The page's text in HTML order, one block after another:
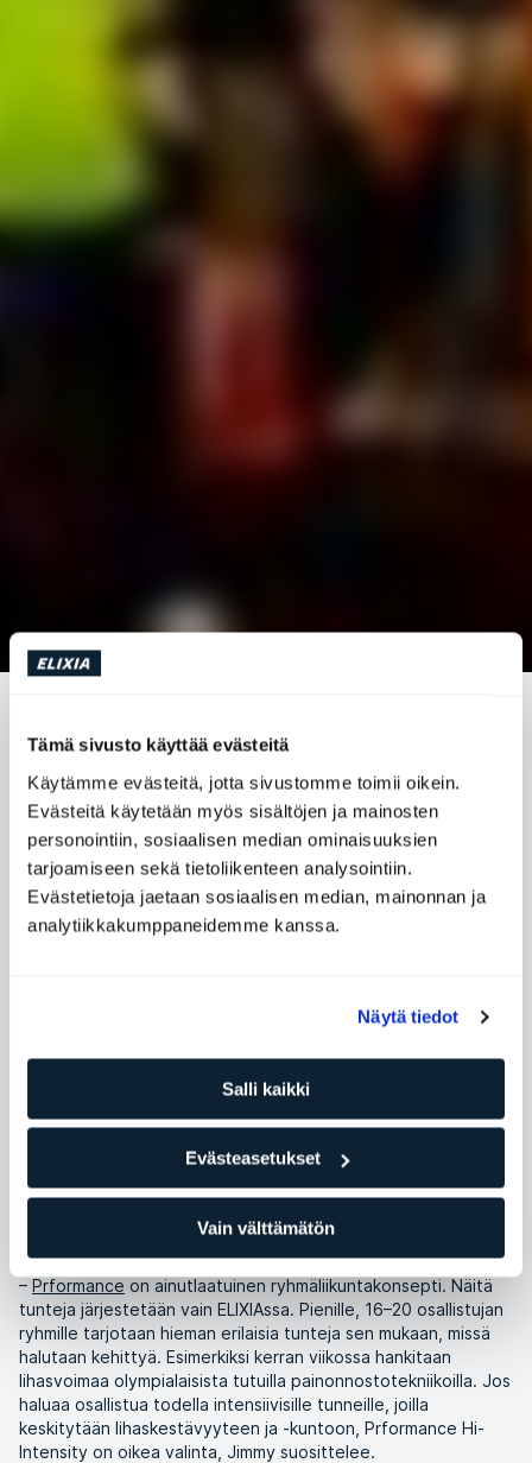
Tämä sivusto käyttää evästeitä
Käytämme evästeitä, jotta sivustomme toimii oikein.
Evästeitä käytetään myös sisältöjen ja mainosten
personointiin, sosiaalisen median ominaisuuksien
tarjoamiseen sekä tietoliikenteen analysointiin.
Evästetietoja jaetaan sosiaalisen median, mainonnan ja
analytiikkakumppaneidemme kanssa.
Näytä tiedot
Salli kaikki
Evästeasetukset
Vain välttämätön
Jotkut haluavat kokeilla rajojaan. Jos olet yksi heistä,
ELIXIAsta löytyy sinulle oikea vaihtoehto. Esimerkiksi
Prformance Hi-Intensity -tunnit, joihin tutustuimme
eräänä huhtikuisena tiistai-iltana.
Kategoria
VIISI MINUUTTIA ALKUUN
Tukholmassa ELIXIAn tiloissa osoitteessa Regeringsgatan 47
kuntoiluvalmentajaJimmy Englundistuu puulaatikolla ja
heiluttelee jalkojaan. Hänen hiuksensa on leikattu
– Prformance on ainutlaatuinen ryhmäliikuntakonsepti. Näitä
tunteja järjestetään vain ELIXIAssa. Pienille, 16–20 osallistujan
ryhmille tarjotaan hieman erilaisia tunteja sen mukaan, missä
halutaan kehittyä. Esimerkiksi kerran viikossa hankitaan
lihasvoimaa olympialaisista tutuilla painonnostotekniikoilla. Jos
haluaa osallistua todella intensiivisille tunneille, joilla
keskitytään lihaskestävyyteen ja -kuntoon, Prformance Hi-
Intensity on oikea valinta, Jimmy suosittelee.